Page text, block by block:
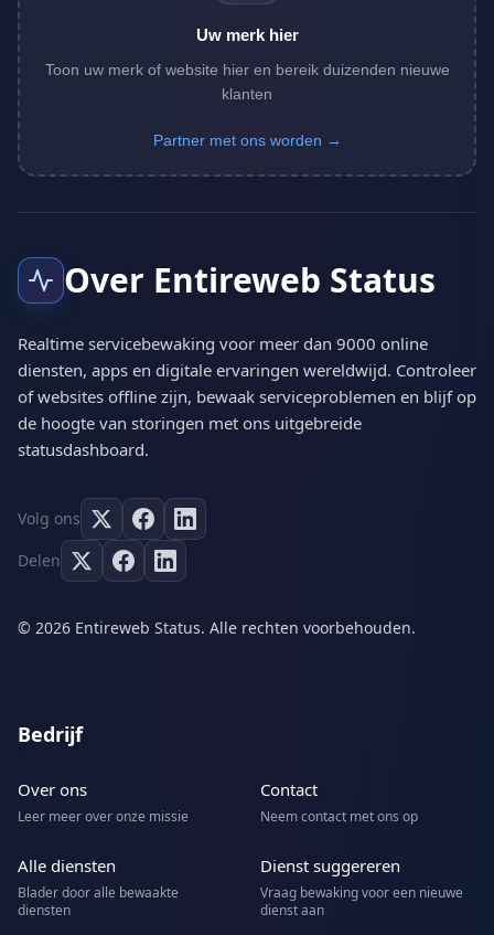
Uw merk hier
Toon uw merk of website hier en bereik duizenden nieuwe
klanten
Partner met ons worden →
Over Entireweb Status
Realtime servicebewaking voor meer dan 9000 online
diensten, apps en digitale ervaringen wereldwijd. Controleer
of websites offline zijn, bewaak serviceproblemen en blijf op
de hoogte van storingen met ons uitgebreide
statusdashboard.
Volg ons
Delen
© 2026 Entireweb Status. Alle rechten voorbehouden.
Bedrijf
Over ons
Leer meer over onze missie
Contact
Neem contact met ons op
Alle diensten
Blader door alle bewaakte
diensten
Dienst suggereren
Vraag bewaking voor een nieuwe
dienst aan